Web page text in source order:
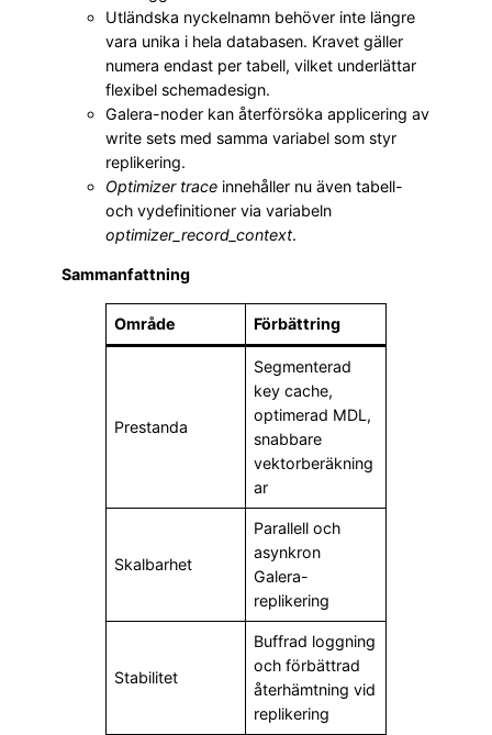
Utländska nyckelnamn behöver inte längre
vara unika i hela databasen. Kravet gäller
numera endast per tabell, vilket underlättar
flexibel schemadesign.
Galera-noder kan återförsöka applicering av
write sets med samma variabel som styr
replikering.
Optimizer trace innehåller nu även tabell-
och vydefinitioner via variabeln
optimizer_record_context.
Sammanfattning
Område Förbättring
Prestanda
Segmenterad
key cache,
optimerad MDL,
snabbare
vektorberäkning
ar
Skalbarhet
Parallell och
asynkron
Galera-
replikering
Stabilitet
Buffrad loggning
och förbättrad
återhämtning vid
replikering